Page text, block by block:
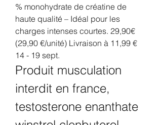
% monohydrate de créatine de
haute qualité – Idéal pour les
charges intenses courtes. 29,90€
(29,90 €/unité) Livraison à 11,99 €
14 - 19 sept.
Produit musculation
interdit en france,
testosterone enanthate